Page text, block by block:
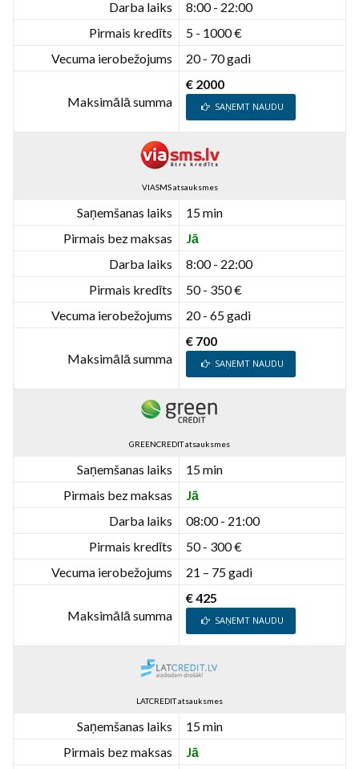
Darba laiks
8:00 - 22:00
Pirmais kredīts
5 - 1000 €
Vecuma ierobežojums
20 - 70 gadi
Maksimālā summa
€ 2000
SAŅEMT NAUDU
VIASMS atsauksmes
Saņemšanas laiks
15 min
Pirmais bez maksas
Jā
Darba laiks
8:00 - 22:00
Pirmais kredīts
50 - 350 €
Vecuma ierobežojums
20 - 65 gadi
Maksimālā summa
€ 700
SAŅEMT NAUDU
GREENCREDIT atsauksmes
Saņemšanas laiks
15 min
Pirmais bez maksas
Jā
Darba laiks
08:00 - 21:00
Pirmais kredīts
50 - 300 €
Vecuma ierobežojums
21 – 75 gadi
Maksimālā summa
€ 425
SAŅEMT NAUDU
LATCREDIT atsauksmes
Saņemšanas laiks
15 min
Pirmais bez maksas
Jā